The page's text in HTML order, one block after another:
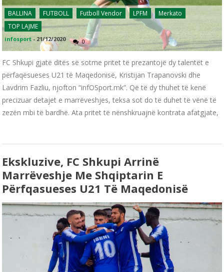
BALLINA FUTBOLL Futboll Vendor LPFM
Merkato
TOP LAJME
infosport - 21/12/2020 0
FC Shkupi gjatë ditës së sotme pritet të prezantojë dy talentët e
përfaqësueses U21 të Maqedonisë, Kristijan Trapanovski dhe
Lavdrim Fazliu, njofton “infOSport.mk”. Që të dy thuhet të kenë
precizuar detajet e marrëveshjes, teksa sot do të duhet të vënë të
zezën mbi të bardhë. Ata pritet të nënshkruajnë kontrata afatgjate,
Ekskluzive, FC Shkupi Arrinë
Marrëveshje Me Shqiptarin E
Përfqasueses U21 Të Maqedonisë